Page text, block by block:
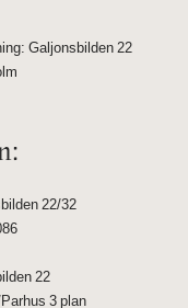
Galjonsbilden 22
22/32
22
3 plan